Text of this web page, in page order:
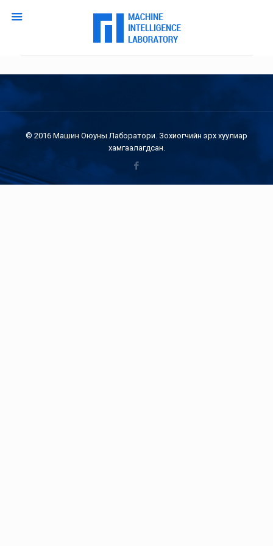
© 2016 Машин Оюуны Лаборатори. Зохиогчийн эрх хуулиар
хамгаалагдсан.